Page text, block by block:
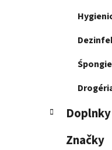
Doplnky
Značky